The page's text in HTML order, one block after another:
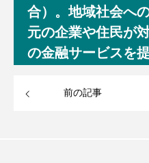
合）。地域社会へ
元の企業や住民が
の金融サービスを
前の記事